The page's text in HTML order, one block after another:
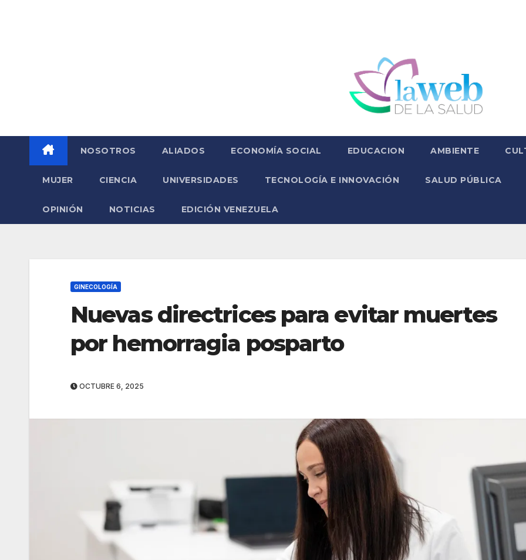
NOSOTROS ALIADOS ECONOMÍA SOCIAL EDUCACION AMBIENTE
MUJER CIENCIA UNIVERSIDADES TECNOLOGÍA E INNOVACIÓN SALUD PÚBLICA
OPINIÓN NOTICIAS EDICIÓN VENEZUELA
GINECOLOGÍA
Nuevas directrices para evitar muertes
por hemorragia posparto
OCTUBRE 6, 2025